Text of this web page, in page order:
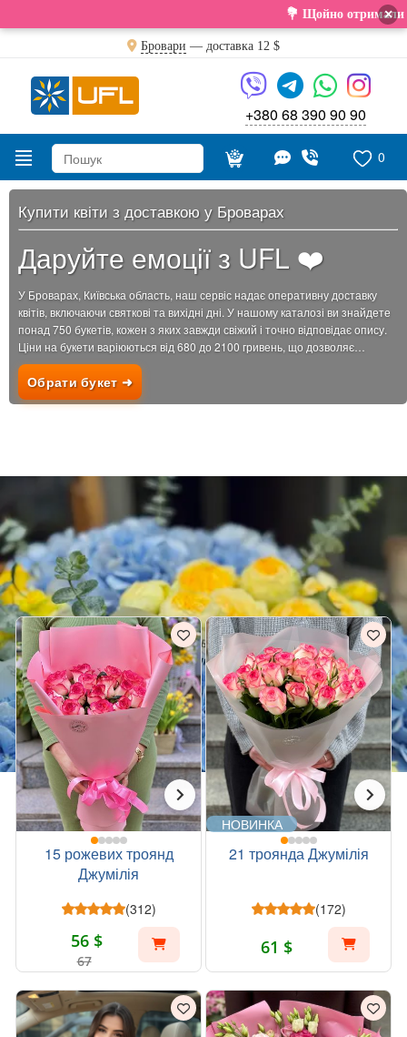
💐 Щойно отримали свіжу поставку. ×
Бровари — доставка 12 $
+380 68 390 90 90
0
Купити квіти з доставкою у Броварах
Даруйте емоції з UFL ❤️
У Броварах, Київська область, наш сервіс надає оперативну доставку
квітів, включаючи святкові та вихідні дні. У нашому каталозі ви знайдете
понад 750 букетів, кожен з яких завжди свіжий і точно відповідає опису.
Ціни на букети варіюються від 680 до 2100 гривень, що дозволяє
підібрати ідеальний...
Обрати букет ➜
Київська область Доставка квітів Бровари
РОЖЕВІ БУКЕТИ ДЛЯ НЕЇ В БРОВАРИ
Всі рожеві букети
15 рожевих троянд
Джумілія
(312)
56 $
67
НОВИНКА
21 троянда Джумілія
(172)
61 $